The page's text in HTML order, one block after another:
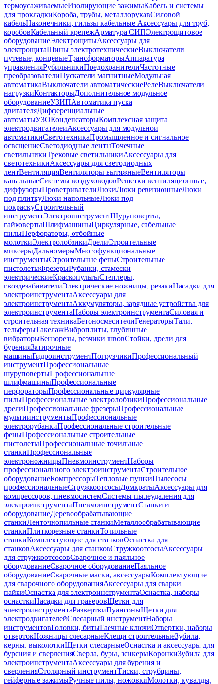
термоусаживаемыеИзолирующие зажимыКабель и системы
для прокладкиКороба, трубы, металлорукавСиловой
кабельНаконечники, гильзы кабельные Аксессуары для труб,
коробовКабельный крепежАрматура СИПЭлектрощитовое
оборудованиеЭлектрощитыАксессуары для
электрощитаШины электротехническиеВыключатели
путевые, концевыеТрансформаторыАппаратура
управленияРубильникиПредохранителиЧастотные
преобразователиПускатели магнитныеМодульная
автоматикаВыключатели автоматическиеРелеВыключатели
нагрузкиКонтакторыДополнительное модульное
оборудованиеУЗИПАвтоматика пуска
двигателяДифференциальные
автоматыУЗОКонденсаторыКомплексная защита
электродвигателейАксессуары для модульной
автоматикиСветотехникаПромышленное и сигнальное
освещениеСветодиодные лентыТочечные
светильникиТрековые светильникиАксессуары для
светотехникиАксессуары для светодиодных
лентВентиляцияВентиляторы вытяжныеВентиляторы
канальныеСистемы воздуховодовРешетки вентиляционные,
диффузорыПроветривателиЛюкиЛюки ревизионныеЛюки
под плиткуЛюки напольныеЛюки под
покраскуСтроительный
инструментЭлектроинструментШуруповерты,
гайковертыШлифмашиныЦиркулярные, сабельные
пилыПерфораторы, отбойные
молоткиЭлектролобзикиДрелиСтроительные
миксерыДальномерыМногофункциональные
инструментыСтроительные феныСтроительные
пистолетыФрезерыРубанки, стамески
электрическиеКраскопультыСтеплеры,
гвоздезабивателиЭлектрические ножницы, резакиНасадки для
электроинструментаАксессуары для
электроинструментаАккумуляторы, зарядные устройства для
электроинструментаНаборы электроинструментаСиловая и
строительная техникаБетоносмесителиГенераторыТали,
тельферыТакелажВиброплиты, глубинные
вибраторыБензорезы, резчики швовСтойки, дрели для
буренияЗатирочные
машиныГидроинструментПогрузчикиПрофессиональный
инструментПрофессиональные
шуруповертыПрофессиональные
шлифмашиныПрофессиональные
перфораторыПрофессиональные циркулярные
пилыПрофессиональные электролобзикиПрофессиональные
дрелиПрофессиональные фрезерыПрофессиональные
мультиинструментыПрофессиональные
электрорубанкиПрофессиональные строительные
феныПрофессиональные строительные
пистолетыПрофессиональные точильные
станкиПрофессиональные
электроножницыПневмоинструментНаборы
профессионального электроинструментаСтроительное
оборудованиеКомпрессорыТепловые пушкиПылесосы
профессиональныеСтружкоотсосыДомкратыАксессуары для
компрессоров, пневмосистемСистемы пылеудаления для
электроинструментаПневмоинструментСтанки и
оборудованиеДеревообрабатывающие
станкиЛенточнопильные станкиМеталлообрабатывающие
станкиПлиткорезные станкиТочильные
станкиКомплектующие для станковОснастка для
станковАксессуары для станковСтружкоотсосыАксессуары
для стружкоотсосовСварочное и паяльное
оборудованиеСварочное оборудованиеПаяльное
оборудованиеСварочные маски, аксессуарыКомплектующие
для сварочного оборудованияАксессуары для сварки,
пайкиОснастка для электроинструментаОснастка, наборы
оснасткиНасадки для граверовЩетки для
электроинструментаРазверткиПуансоныЩетки для
электродвигателейСлесарный инструментНаборы
инструментовГоловки, битыГаечные ключиОтвертки, наборы
отвертокНожницы слесарныеКлещи строительныеЗубила,
керны, выколоткиЩетки слесарныеОснастка и аксессуары для
бурения и сверленияСверла, буры, зенкерыКоронкиЗубила для
электроинструментаАксессуары для бурения и
сверленияСтолярный инструментТиски, струбцины,
гейферные зажимыРучные пилы, ножовкиМолотки, кувалды,